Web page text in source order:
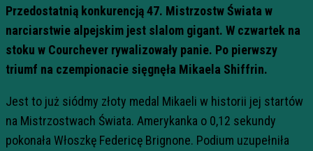
Przedostatnią konkurencją 47. Mistrzostw Świata w
narciarstwie alpejskim jest slalom gigant. W czwartek na
stoku w Courchever rywalizowały panie. Po pierwszy
triumf na czempionacie sięgnęła Mikaela Shiffrin.
Jest to już siódmy złoty medal Mikaeli w historii jej startów
na Mistrzostwach Świata. Amerykanka o 0,12 sekundy
pokonała Włoszkę Federicę Brignone. Podium uzupełniła